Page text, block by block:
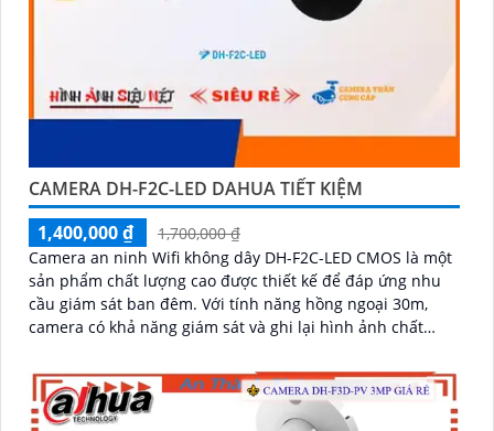
CAMERA DH-F2C-LED DAHUA TIẾT KIỆM
1,400,000 ₫
1,700,000 ₫
Camera an ninh Wifi không dây DH-F2C-LED CMOS là một
sản phẩm chất lượng cao được thiết kế để đáp ứng nhu
cầu giám sát ban đêm. Với tính năng hồng ngoại 30m,
camera có khả năng giám sát và ghi lại hình ảnh chất